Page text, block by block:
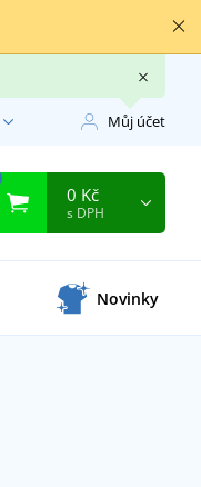
Můj účet
0 Kč
s DPH
Novinky